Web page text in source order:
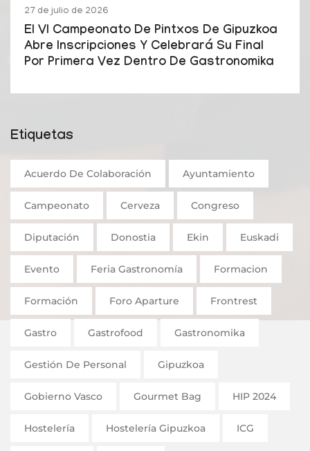
27 de julio de 2026
El VI Campeonato De Pintxos De Gipuzkoa
Abre Inscripciones Y Celebrará Su Final
Por Primera Vez Dentro De Gastronomika
Etiquetas
Acuerdo De Colaboración Ayuntamiento
Campeonato Cerveza Congreso
Diputación Donostia Ekin Euskadi
Evento Feria Gastronomía Formacion
Formación Foro Aparture Frontrest
Gastro Gastrofood Gastronomika
Gestión De Personal Gipuzkoa
Gobierno Vasco Gourmet Bag HIP 2024
Hostelería Hostelería Gipuzkoa ICG